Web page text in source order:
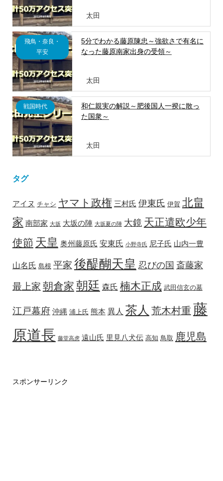
太田
飛鳥・奈良・
平安
5分でわかる藤原陳忠～強欲さで有名に
なった藤原南家出身の受領～
太田
戦国時代
和仁親実の解説～肥後国人一揆に散っ
た国衆～
太田
タグ
アイヌ チャシ ヤマト政権 三村氏 伊東氏 伊賀 北畠
家 南部家 大坂 大坂の陣 大坂夏の陣 大鏡 天正遣欧少年
使節 天皇 奥州藤原氏 安東氏 小野寺氏 尼子氏 山内一豊
山名氏 島根 平家 後醍醐天皇 忍びの国 斎藤家
最上家 朝倉家 朝廷 森氏 楠木正成 武田信玄の墓
江戸幕府 沖縄 浦上氏 熊本 異人 茶人 荒木村重 藤
原道長 藤堂高虎 遠山氏 里見八犬伝 高知 鳥取 鹿児島
スポンサーリンク